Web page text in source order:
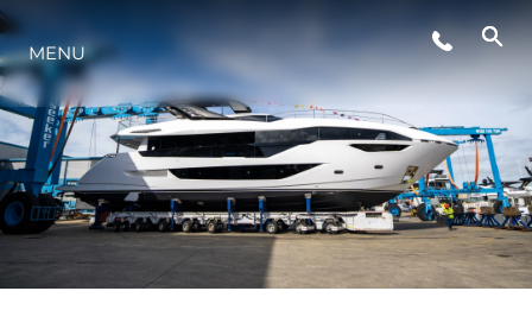
STYL ŻYCIA
INNOWACJA
PRZEDSIĘBIORSTWO
MENU